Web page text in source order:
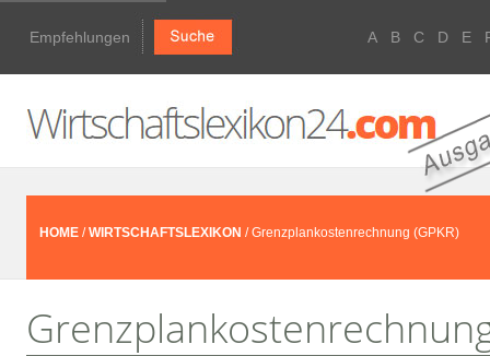
Empfehlungen A B C D E
HOME /WIRTSCHAFTSLEXIKON / Grenzplankostenrechnung (GPKR)